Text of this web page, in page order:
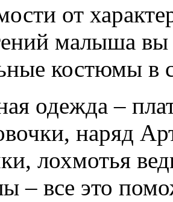
от
малыша вы
костюмы в
одежда –
наряд
лохмотья
– все это